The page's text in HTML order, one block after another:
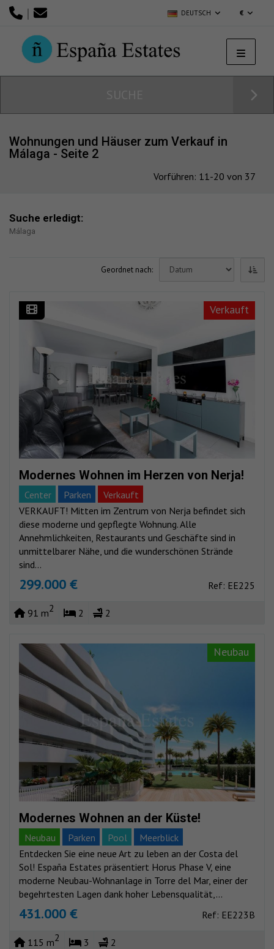
| DEUTSCH €
Wohnungen und Häuser zum Verkauf in
Málaga - Seite 2
Vorführen: 11-20 von 37
Suche erledigt:
Málaga
Geordnet nach:
Verkauft
Modernes Wohnen im Herzen von Nerja!
Center Parken
Verkauft
VERKAUFT! Mitten im Zentrum von Nerja befindet sich
diese moderne und gepflegte Wohnung. Alle
Annehmlichkeiten, Restaurants und Geschäfte sind in
unmittelbarer Nähe, und die wunderschönen Strände
sind...
299.000 € Ref: EE225
91 m2 2 2
Neubau
Modernes Wohnen an der Küste!
Neubau Parken Pool
Meerblick
Entdecken Sie eine neue Art zu leben an der Costa del
Sol! España Estates präsentiert Horus Phase V, eine
moderne Neubau-Wohnanlage in Torre del Mar, einer der
begehrtesten Lagen dank hoher Lebensqualität,...
431.000 € Ref: EE223B
115 m2 3 2